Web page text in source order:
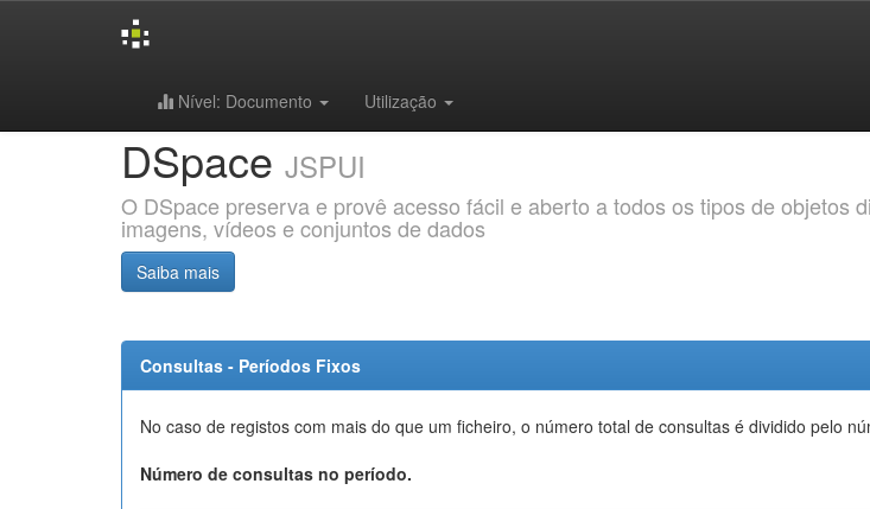
Nível: Documento Utilização
DSpace JSPUI
O DSpace preserva e provê acesso fácil e aberto a todos os tipos de objetos
imagens, vídeos e conjuntos de dados
Saiba mais
Consultas - Períodos Fixos
No caso de registos com mais do que um ficheiro, o número total de consultas é dividido pelo
Número de consultas no período.